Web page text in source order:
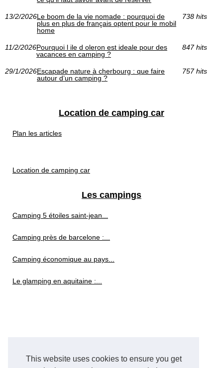
This website uses cookies to ensure you get
13/2/2026Le boom de la vie nomade : pourquoi de
plus en plus de français optent pour le mobil
home
738 hits
11/2/2026Pourquoi l ile d oleron est ideale pour des
vacances en camping ?
847 hits
29/1/2026Escapade nature à cherbourg : que faire
autour d’un camping ?
757 hits
Location de camping car
Plan les articles
Location de camping car
Les campings
Camping 5 étoiles saint-jean...
Camping près de barcelone :...
Camping économique au pays...
Le glamping en aquitaine :...